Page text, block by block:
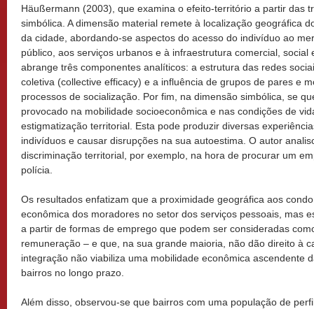
Häußermann (2003), que examina o efeito-território a partir das
simbólica. A dimensão material remete à localização geográfica
da cidade, abordando-se aspectos do acesso do indivíduo ao
público, aos serviços urbanos e à infraestrutura comercial, social
abrange três componentes analíticos: a estrutura das redes
coletiva (collective efficacy) e a influência de grupos de pares e
processos de socialização. Por fim, na dimensão simbólica, se
provocado na mobilidade socioeconômica e nas condições de
estigmatização territorial. Esta pode produzir diversas
indivíduos e causar disrupções na sua autoestima. O autor
discriminação territorial, por exemplo, na hora de procurar um
polícia.
Os resultados enfatizam que a proximidade geográfica aos
econômica dos moradores no setor dos serviços pessoais, mas
a partir de formas de emprego que podem ser consideradas
remuneração – e que, na sua grande maioria, não dão direito à
integração não viabiliza uma mobilidade econômica ascendente
bairros no longo prazo.
Além disso, observou-se que bairros com uma população de